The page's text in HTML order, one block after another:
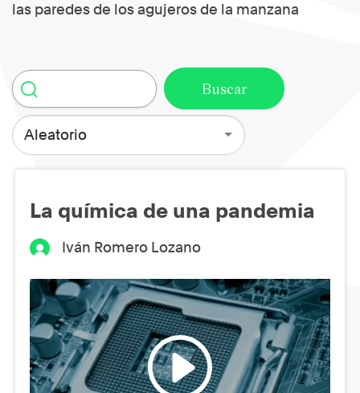
las paredes de los agujeros de la manzana
Aleatorio
La química de una pandemia
Iván Romero Lozano